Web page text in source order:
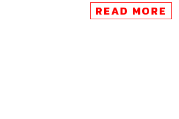
ภูมิธรรมยืนยันว่า จะต้องตรวจสอบคุณสม
อย่างน้อยที่สุดฝ่ายบริหารจะต้องปกป้องหัว
READ MORE